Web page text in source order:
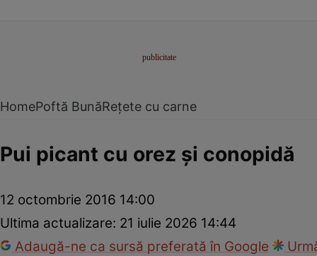
HomePoftă BunăRețete cu carne
Pui picant cu orez şi conopidă
12 octombrie 2016 14:00
Ultima actualizare: 21 iulie 2026 14:44
Adaugă-ne ca sursă preferată în Google